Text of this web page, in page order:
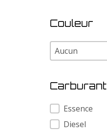
Couleur
Couleur
Couleur
Carburant
Carburant
Essence
Diesel